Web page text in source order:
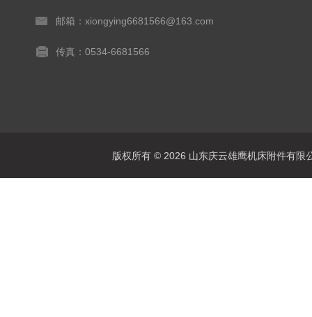
邮箱：xiongying6681566@163.com
传真：0534-6681566
版权所有 © 2026 山东庆云雄鹰机床附件有